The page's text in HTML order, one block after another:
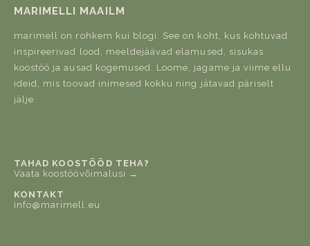
MARIMELLI MAAILM
marimell on rohkem kui blogi. See on koht, kus kohtuvad
inspireerivad lood, meeldejäävad elamused, sisukas
koostöö ja ausad kogemused. Loome, jagame ja viime ellu
ideid, mis toovad inimesed kokku ning jätavad päriselt
jälje.
TAHAD KOOSTÖÖD TEHA?
Vaata koostöövõimalusi →
KONTAKT
info@marimell.eu